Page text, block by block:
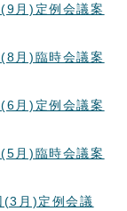
月)定例会議案
月)臨時会議案
月)定例会議案
月)臨時会議案
(3月)定例会議